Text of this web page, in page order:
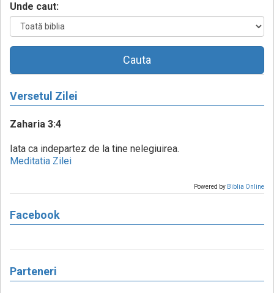
Unde caut:
Cauta
Versetul Zilei
Zaharia 3:4
Iata ca indepartez de la tine nelegiuirea.
Meditatia Zilei
Powered by Biblia Online
Facebook
Parteneri